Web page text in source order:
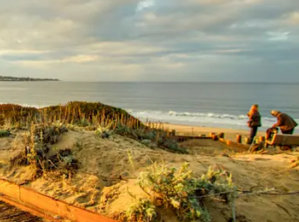
le bas pour les parcourir ou en appuyant et en faisant glisser.